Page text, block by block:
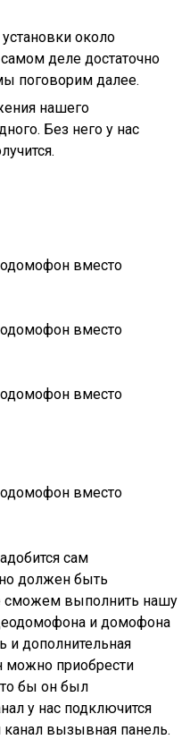
около
деле достаточно
поговорим далее.
нашего
Без него у нас
сам
должен быть
сможем выполнить нашу
и домофона
и дополнительная
приобрести
бы он был
у нас подключится
вызывная панель.